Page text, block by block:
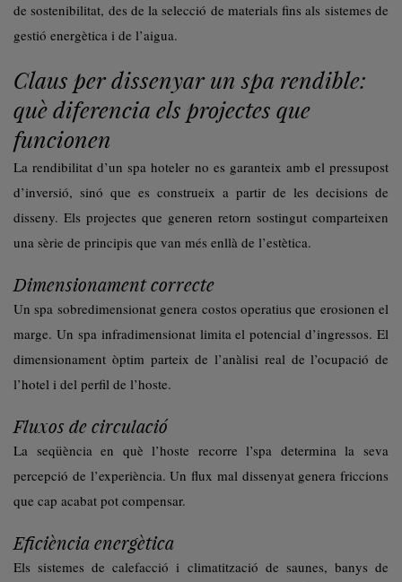
de sostenibilitat, des de la selecció de materials fins als sistemes de
gestió energètica i de l’aigua.
Claus per dissenyar un spa rendible:
què diferencia els projectes que
funcionen
La rendibilitat d’un spa hoteler no es garanteix amb el pressupost
d’inversió, sinó que es construeix a partir de les decisions de
disseny. Els projectes que generen retorn sostingut comparteixen
una sèrie de principis que van més enllà de l’estètica.
Dimensionament correcte
Un spa sobredimensionat genera costos operatius que erosionen el
marge. Un spa infradimensionat limita el potencial d’ingressos. El
dimensionament òptim parteix de l’anàlisi real de l’ocupació de
l’hotel i del perfil de l’hoste.
Fluxos de circulació
La seqüència en què l’hoste recorre l’spa determina la seva
percepció de l’experiència. Un flux mal dissenyat genera friccions
que cap acabat pot compensar.
Eficiència energètica
Els sistemes de calefacció i climatització de saunes, banys de